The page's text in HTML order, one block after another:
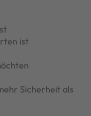
ist
Sicherheit als